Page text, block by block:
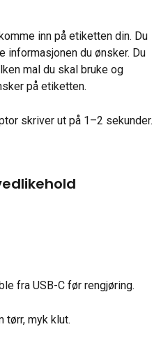
inn på etiketten din. Du
informasjonen du ønsker. Du
mal du skal bruke og
på etiketten.
skriver ut på 1–2 sekunder.
fra USB-C før rengjøring.
tørr, myk klut.